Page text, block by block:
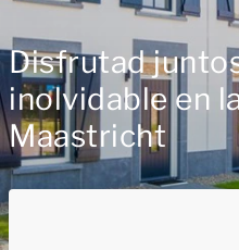
Disfrutad
inolvidable en
Maastricht